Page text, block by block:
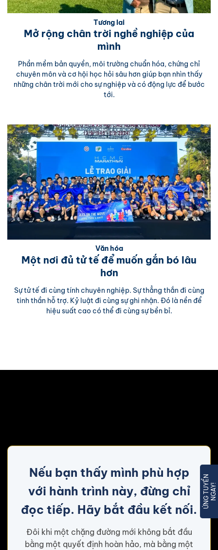
Tương lai
Mở rộng chân trời nghề nghiệp của
mình
Phần mềm bản quyền, môi trường chuẩn hóa, chứng chỉ
chuyên môn và cơ hội học hỏi sâu hơn giúp bạn nhìn thấy
những chân trời mới cho sự nghiệp và có động lực để bước
tới.
Văn hóa
Một nơi đủ tử tế để muốn gắn bó lâu
hơn
Sự tử tế đi cùng tính chuyên nghiệp. Sự thẳng thắn đi cùng
tinh thần hỗ trợ. Kỷ luật đi cùng sự ghi nhận. Đó là nền để
hiệu suất cao có thể đi cùng sự bền bỉ.
Nếu bạn thấy mình phù hợp
với hành trình này, đừng chỉ
đọc tiếp. Hãy bắt đầu kết nối.
Đôi khi một chặng đường mới không bắt đầu
bằng một quyết định hoàn hảo, mà bằng một
Ứ
N
G
T
UY
Ể
N
N
G
A
Y!